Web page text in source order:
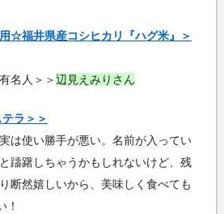
☆福井県産コシヒカリ『ハグ米』＞
名人＞＞辺見えみりさん
ラ＞＞
は使い勝手が悪い。名前が入ってい
躊躇しちゃうかもしれないけど、残
断然嬉しいから、美味しく食べても
！